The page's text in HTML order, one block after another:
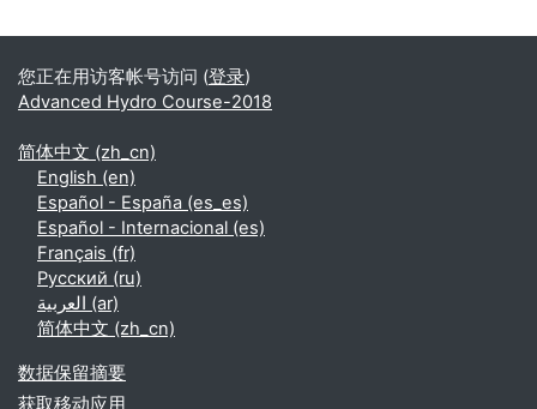
补充内容块
您正在用访客帐号访问 (登录)
Advanced Hydro Course-2018
简体中文 ‎(zh_cn)‎
English ‎(en)‎
Español - España ‎(es_es)‎
Español - Internacional ‎(es)‎
Français ‎(fr)‎
Русский ‎(ru)‎
العربية ‎(ar)‎
简体中文 ‎(zh_cn)‎
‎数据保留摘要‎
获取移动应用